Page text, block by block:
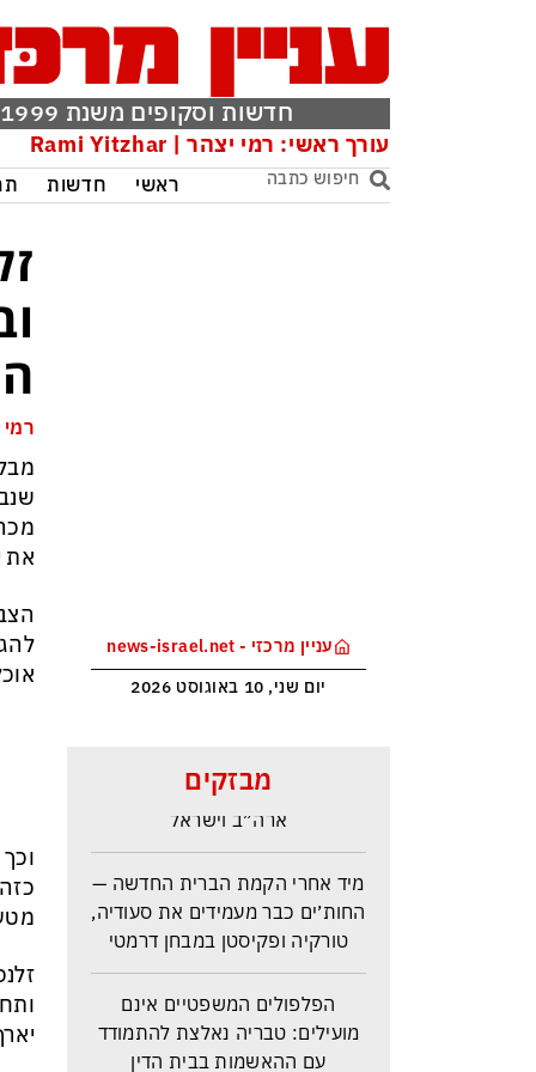
חדשות וסקופים משנת 1999
עורך ראשי: רמי יצהר | Rami Yitzhar
ראשי חדשות
עניין מרכזי - news-israel.net
יום שני, 10 באוגוסט 2026
מבזקים
המלחמה״ ובכך לקבע את תבוסת
החות׳ים כבר מעמידים את סעודיה,
הפלפולים המשפטיים אינם
מועילים: טבריה נאלצת להתמודד
את